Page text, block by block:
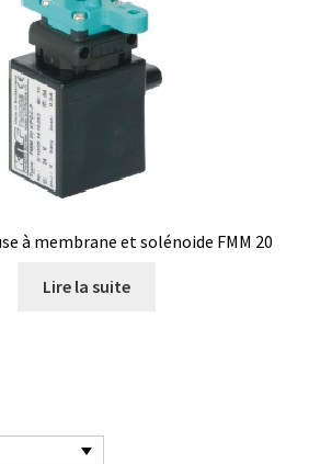
à membrane et solénoide FMM 20
Lire la suite